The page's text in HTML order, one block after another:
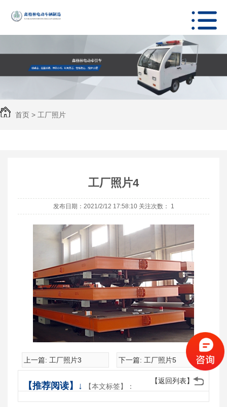
首页 > 工厂照片
工厂照片4
发布日期：2021/2/12 17:58:10 关注次数： 1
上一篇: 工厂照片3 下一篇: 工厂照片5
【返回列表】
【推荐阅读】↓ 【本文标签】：